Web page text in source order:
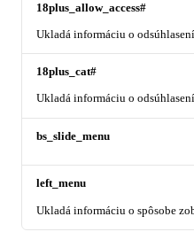
18plus_allow_access#
Ukladá informáciu o
18plus_cat#
Ukladá informáciu o
bs_slide_menu
left_menu
Ukladá informáciu o spôsobe